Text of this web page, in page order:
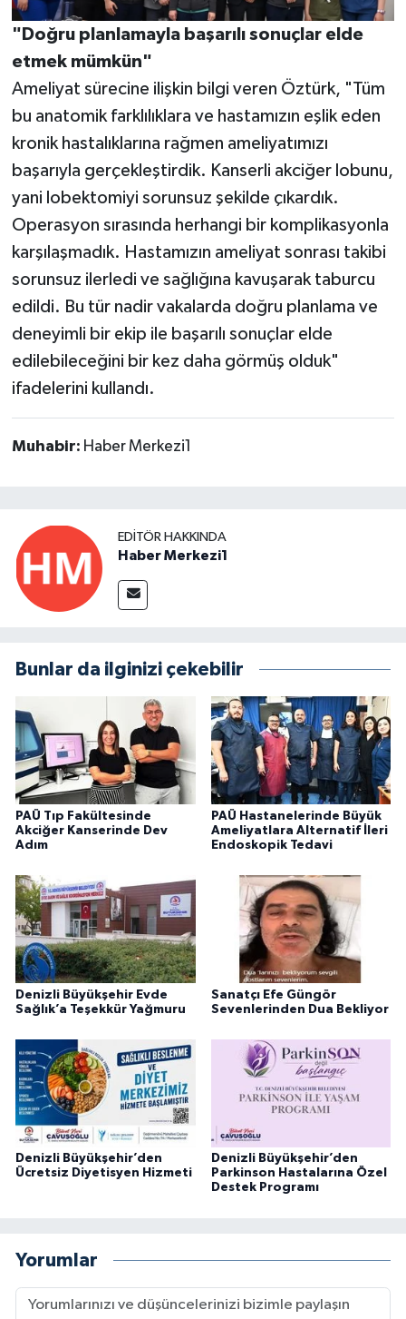
"Doğru planlamayla başarılı sonuçlar elde
etmek mümkün"
Ameliyat sürecine ilişkin bilgi veren Öztürk, "Tüm
bu anatomik farklılıklara ve hastamızın eşlik eden
kronik hastalıklarına rağmen ameliyatımızı
başarıyla gerçekleştirdik. Kanserli akciğer lobunu,
yani lobektomiyi sorunsuz şekilde çıkardık.
Operasyon sırasında herhangi bir komplikasyonla
karşılaşmadık. Hastamızın ameliyat sonrası takibi
sorunsuz ilerledi ve sağlığına kavuşarak taburcu
edildi. Bu tür nadir vakalarda doğru planlama ve
deneyimli bir ekip ile başarılı sonuçlar elde
edilebileceğini bir kez daha görmüş olduk"
ifadelerini kullandı.
Muhabir: Haber Merkezi1
EDITÖR HAKKINDA
Haber Merkezi1
Bunlar da ilginizi çekebilir
PAÜ Tıp Fakültesinde
Akciğer Kanserinde Dev
Adım
PAÜ Hastanelerinde Büyük
Ameliyatlara Alternatif İleri
Endoskopik Tedavi
Denizli Büyükşehir Evde
Sağlık’a Teşekkür Yağmuru
Sanatçı Efe Güngör
Sevenlerinden Dua Bekliyor
Denizli Büyükşehir’den
Ücretsiz Diyetisyen Hizmeti
Denizli Büyükşehir’den
Parkinson Hastalarına Özel
Destek Programı
Yorumlar